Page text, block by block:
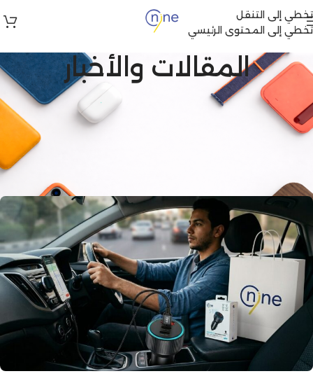
تخطي إلى التنقل
تخطي إلى المحتوى الرئيسي
المقالات والأخبار
إكسسوارات الآيفون إكسسوارات سامسونج دليل الشراء نصائح وحماية الموبايل
أفضل أنواع شواحن السيارة وكيف
تختار الشاحن المناسب لهاتفك